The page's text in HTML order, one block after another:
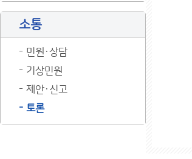
소통
민원·상담
기상민원
제안·신고
토론